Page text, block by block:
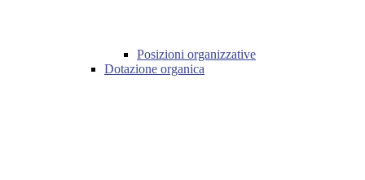
Posizioni organizzative
Dotazione organica